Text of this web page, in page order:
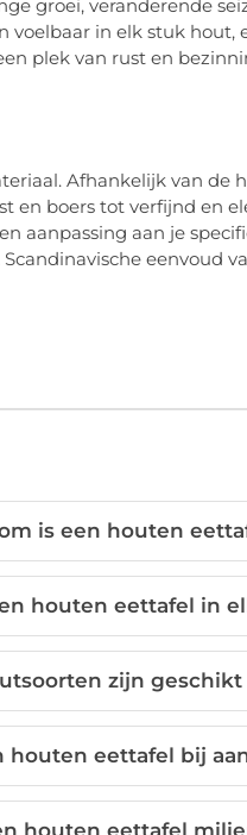
groei, veranderende
in elk stuk hout,
plek van rust en
Afhankelijk van
en boers tot verfijnd en
aanpassing aan je
eenvoud
is een houten
houten eettafel in
zijn geschikt
houten eettafel bij